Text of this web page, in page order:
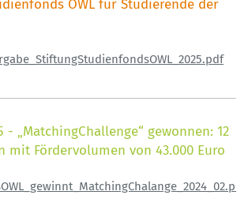
OWL für Studierende der
- „MatchingChallenge“ gewonnen: 12
mit Fördervolumen von 43.000 Euro